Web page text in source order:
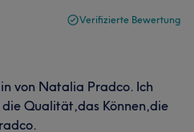
Verifizierte Bewertung
von Natalia Pradco. Ich
Qualität,das Können,die